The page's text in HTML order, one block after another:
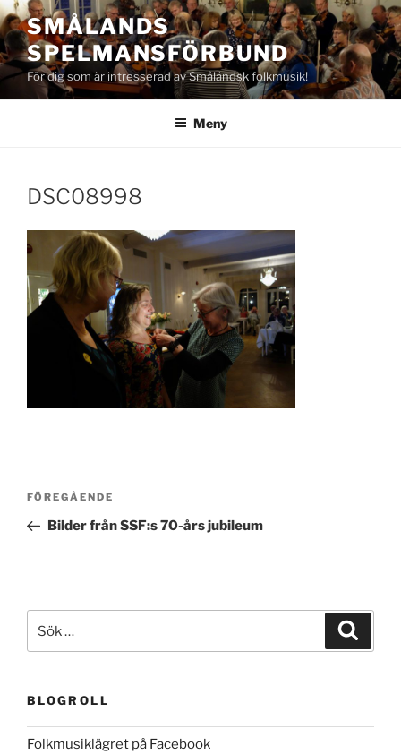
Hoppa
till
innehåll
SMÅLANDS
SPELMANSFÖRBUND
För dig som är intresserad av Småländsk folkmusik!
Meny
DSC08998
Inläggsnavigering
Föregående
inlägg
FÖREGÅENDE
Bilder från SSF:s 70-års jubileum
efter:
BLOGROLL
Folkmusiklägret på Facebook